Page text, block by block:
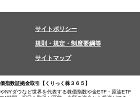
サイトポリシー
規則・規定・制度要綱等
サイトマップ
指数証拠金取引【くりっく株３６５】
NYダウなど世界を代表する株価指数や金ETF・原油ETF